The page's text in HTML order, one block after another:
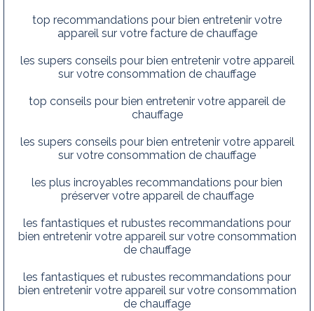
top recommandations pour bien entretenir votre
appareil sur votre facture de chauffage
les supers conseils pour bien entretenir votre appareil
sur votre consommation de chauffage
top conseils pour bien entretenir votre appareil de
chauffage
les supers conseils pour bien entretenir votre appareil
sur votre consommation de chauffage
les plus incroyables recommandations pour bien
préserver votre appareil de chauffage
les fantastiques et rubustes recommandations pour
bien entretenir votre appareil sur votre consommation
de chauffage
les fantastiques et rubustes recommandations pour
bien entretenir votre appareil sur votre consommation
de chauffage